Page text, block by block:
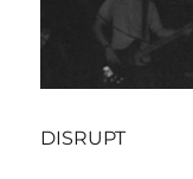
DISRUPT